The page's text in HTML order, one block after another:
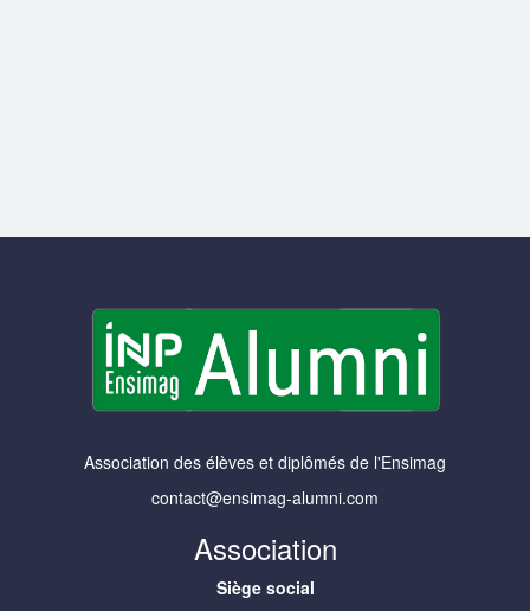
Association des élèves et diplômés de l'Ensimag
contact@ensimag-alumni.com
Association
Siège social